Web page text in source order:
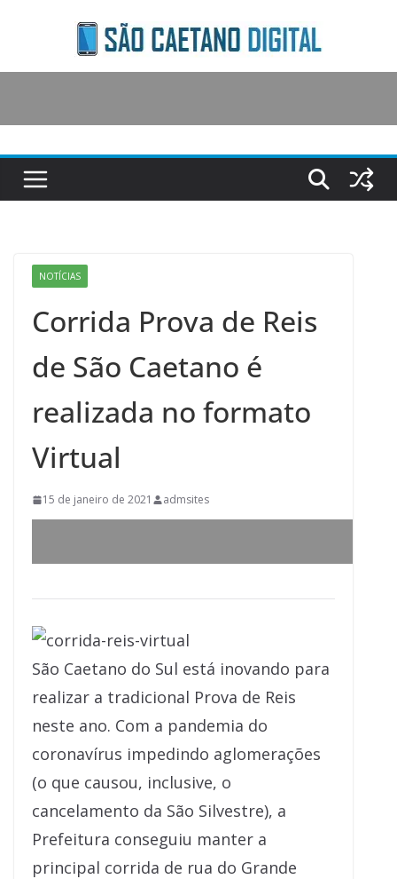
content
NOTÍCIAS
Corrida Prova de Reis
de São Caetano é
realizada no formato
Virtual
15 de janeiro de 2021 admsites
São Caetano do Sul está inovando para
realizar a tradicional Prova de Reis
neste ano. Com a pandemia do
coronavírus impedindo aglomerações
(o que causou, inclusive, o
cancelamento da São Silvestre), a
Prefeitura conseguiu manter a
principal corrida de rua do Grande